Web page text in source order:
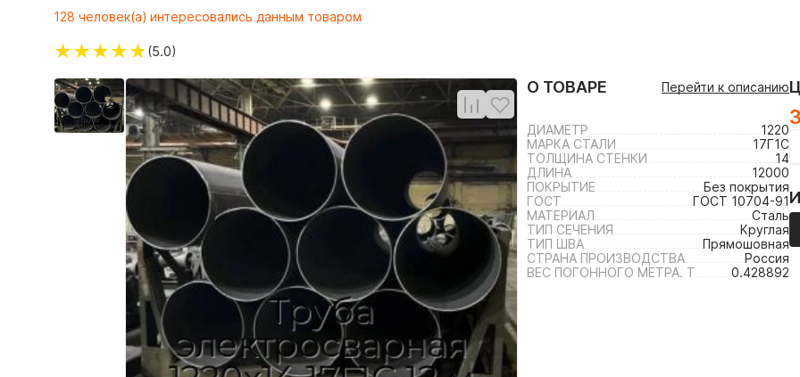
128 человек(а) интересовались данным товаром
★★★★★(5.0)
О ТОВАРЕ Перейти к описанию
ДИАМЕТР
1220
МАРКА СТАЛИ
17Г1С
ТОЛЩИНА СТЕНКИ
14
ДЛИНА
12000
ПОКРЫТИЕ
Без покрытия
ГОСТ
ГОСТ 10704-91
МАТЕРИАЛ
Сталь
ТИП СЕЧЕНИЯ
Круглая
ТИП ШВА
Прямошовная
СТРАНА ПРОИЗВОДСТВА
Россия
ВЕС ПОГОННОГО МЕТРА. Т
0.428892